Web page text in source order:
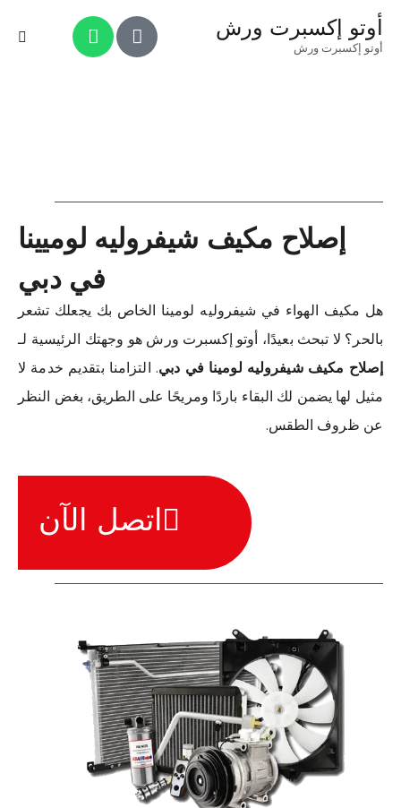
أوتو إكسبرت ورش
أوتو إكسبرت ورش
إصلاح مكيف شيفروليه لوميينا
في دبي
هل مكيف الهواء في شيفروليه لومينا الخاص بك يجعلك تشعر
بالحر؟ لا تبحث بعيدًا، أوتو إكسبرت ورش هو وجهتك الرئيسية لـ
إصلاح مكيف شيفروليه لومينا في دبي. التزامنا بتقديم خدمة لا
مثيل لها يضمن لك البقاء باردًا ومريحًا على الطريق، بغض النظر
عن ظروف الطقس.
اتصل الآن